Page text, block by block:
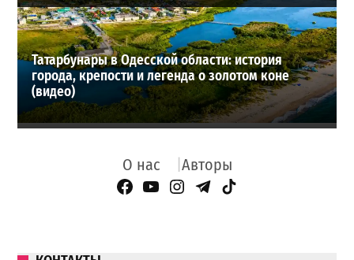
Татарбунары в Одесской области: история
города, крепости и легенда о золотом коне
(видео)
О нас Авторы
Facebook Page
YouTube
Instagram
Telegram
TikTok